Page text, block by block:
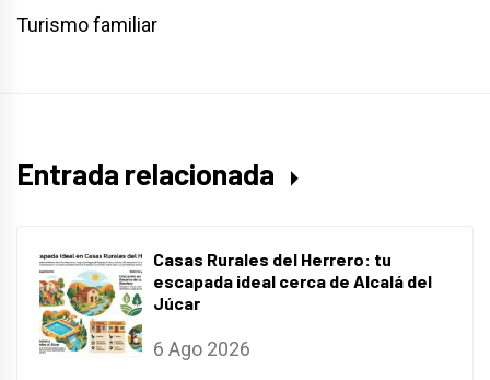
Turismo familiar
Entrada relacionada
Casas Rurales del Herrero: tu
escapada ideal cerca de Alcalá del
Júcar
6 Ago 2026